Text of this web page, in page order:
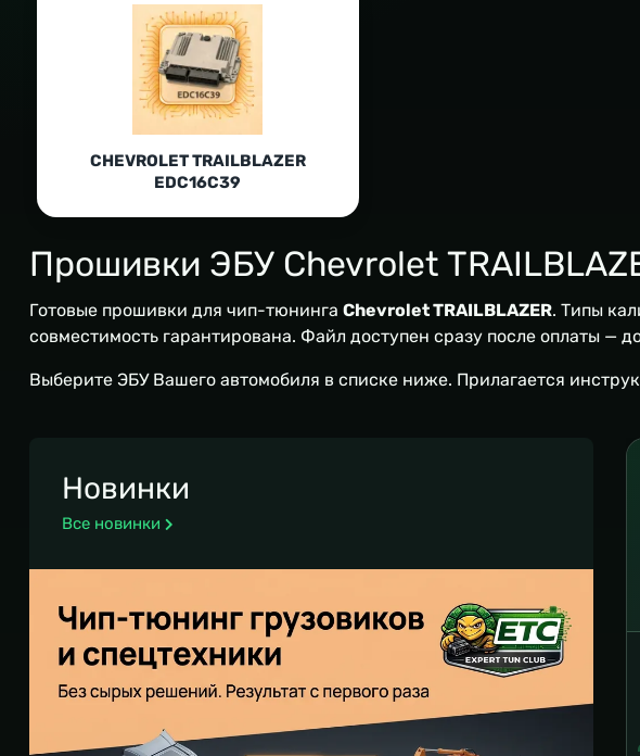
CHEVROLET TRAILBLAZER
EDC16C39
Прошивки ЭБУ Chevrolet
Готовые прошивки для чип-тюнинга Chevrolet TRAILBLAZER. Типы
совместимость гарантирована. Файл доступен сразу после оплаты —
Выберите ЭБУ Вашего автомобиля в списке ниже. Прилагается
Новинки
Все новинки